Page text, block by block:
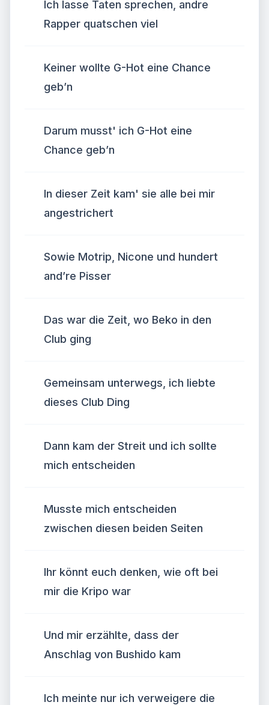
Ich lasse Taten sprechen, andre
Rapper quatschen viel
Keiner wollte G-Hot eine Chance
geb’n
Darum musst' ich G-Hot eine
Chance geb’n
In dieser Zeit kam' sie alle bei mir
angestrichert
Sowie Motrip, Nicone und hundert
and’re Pisser
Das war die Zeit, wo Beko in den
Club ging
Gemeinsam unterwegs, ich liebte
dieses Club Ding
Dann kam der Streit und ich sollte
mich entscheiden
Musste mich entscheiden
zwischen diesen beiden Seiten
Ihr könnt euch denken, wie oft bei
mir die Kripo war
Und mir erzählte, dass der
Anschlag von Bushido kam
Ich meinte nur ich verweigere die